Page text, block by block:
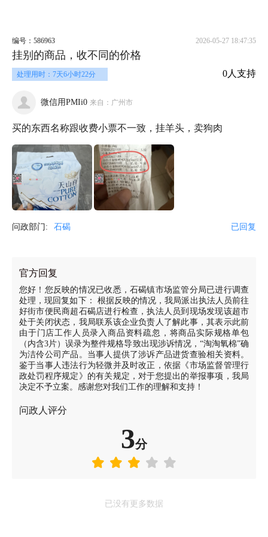
编号：586963 2026-05-27 18:47:35
挂别的商品，收不同的价格
处理用时：7天6小时22分 0人支持
微信用PMIi0 来自：广州市
买的东西名称跟收费小票不一致，挂羊头，卖狗肉
问政部门: 石碣 已回复
官方回复
您好！您反映的情况已收悉，石碣镇市场监管分局已进行调查
处理，现回复如下： 根据反映的情况，我局派出执法人员前往
好街市便民商超石碣店进行检查，执法人员到现场发现该超市
处于关闭状态，我局联系该企业负责人了解此事，其表示此前
由于门店工作人员录入商品资料疏忽，将商品实际规格单包
（内含3片）误录为整件规格导致出现涉诉情况，“淘淘氧棉”确
为洁伶公司产品。当事人提供了涉诉产品进货查验相关资料。
鉴于当事人违法行为轻微并及时改正，依据《市场监督管理行
政处罚程序规定》的有关规定，对于您提出的举报事项，我局
决定不予立案。感谢您对我们工作的理解和支持！
问政人评分
3分
已没有更多数据